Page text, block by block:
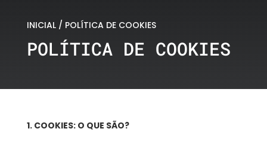
INICIAL/ POLÍTICA DE COOKIES
POLÍTICA DE COOKIES
1. COOKIES: O QUE SÃO?